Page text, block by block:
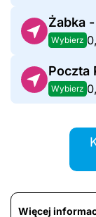
Wybierz
Wybierz
Więcej